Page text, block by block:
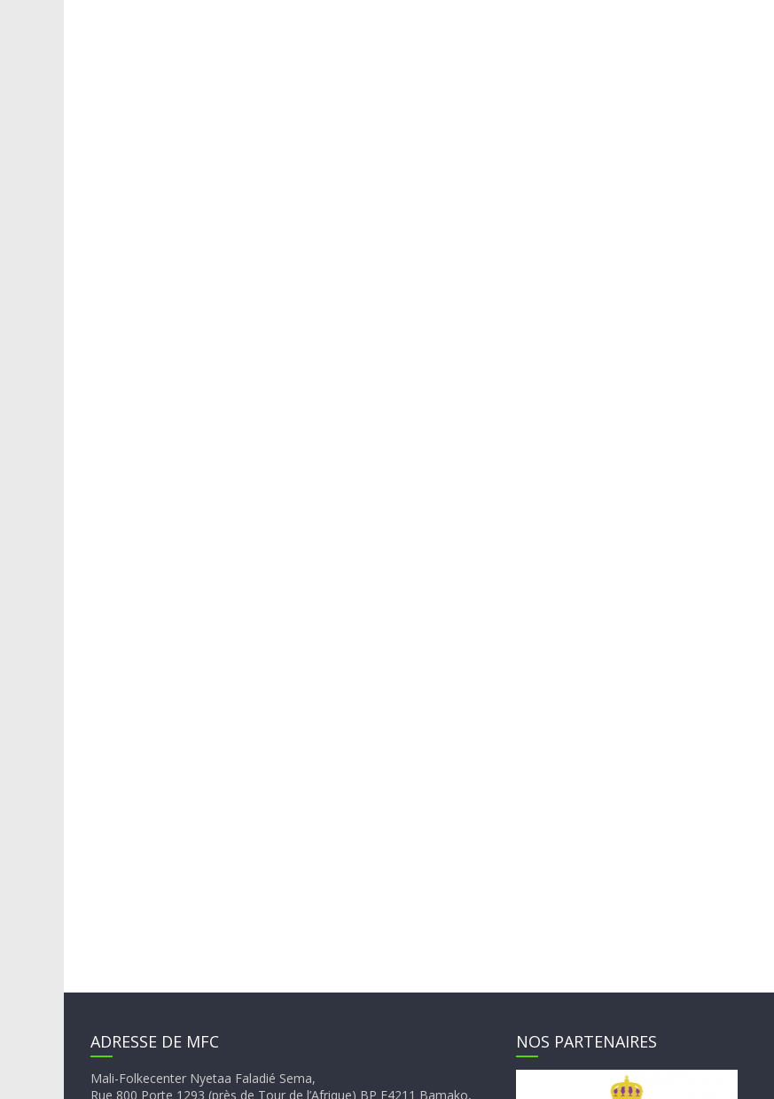
ADRESSE DE MFC
Mali-Folkecenter Nyetaa Faladié Sema,
Rue 800 Porte 1293 (près de Tour de l’Afrique) BP E4211 Bamako,
NOS PARTENAIRES